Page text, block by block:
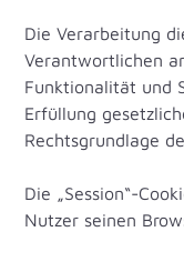
Die Verarbeitung
Verantwortlichen
Funktionalität und
Erfüllung
Rechtsgrundlage
Die „Session“-
Nutzer seinen